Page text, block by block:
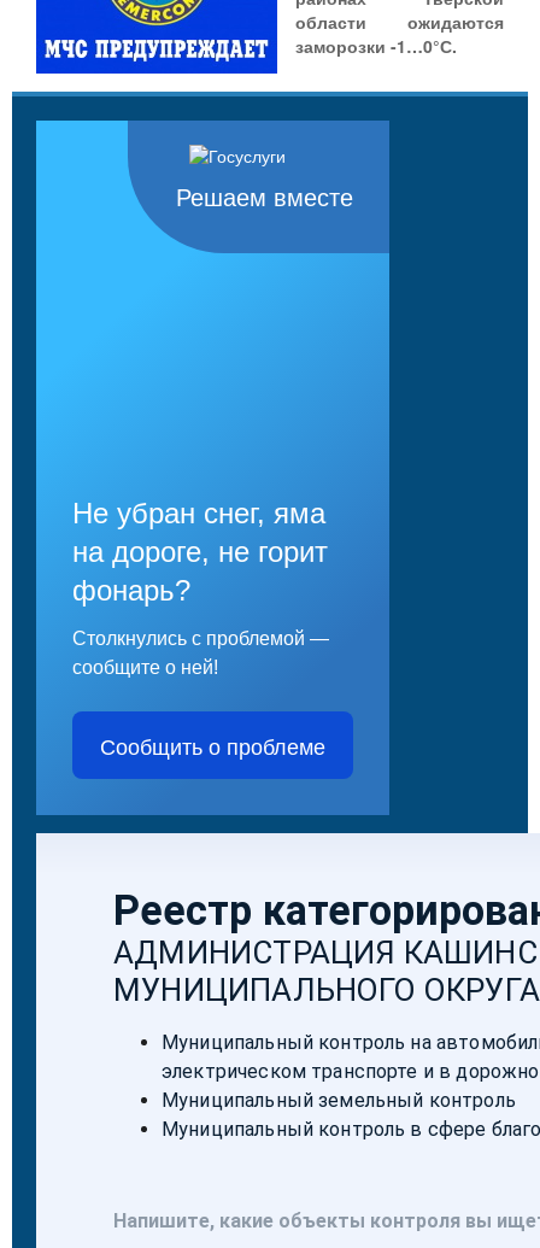
области ожидаются
заморозки -1…0°С.
Решаем вместе
Не убран снег, яма
на дороге, не горит
фонарь?
Столкнулись с проблемой —
сообщите о ней!
Сообщить о проблеме